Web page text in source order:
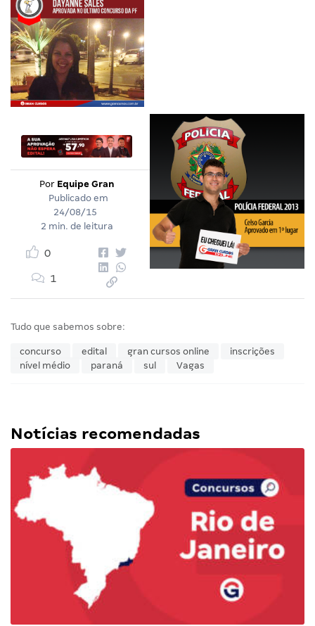
Por Equipe Gran
Publicado em
24/08/15
2 min. de leitura
0
1
Tudo que sabemos sobre:
concurso edital gran cursos online
inscrições
nível médio
paraná sul Vagas
Notícias recomendadas